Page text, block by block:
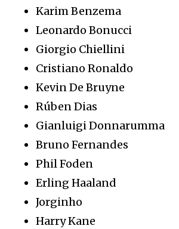
Karim Benzema
Leonardo Bonucci
Giorgio Chiellini
Cristiano Ronaldo
Kevin De Bruyne
Rúben Dias
Gianluigi Donnarumma
Bruno Fernandes
Phil Foden
Erling Haaland
Jorginho
Harry Kane